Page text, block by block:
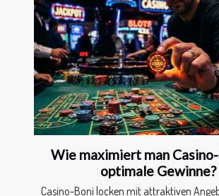
Wie maximiert man
optimale Gewinne?
Casino-Boni locken mit attraktiven